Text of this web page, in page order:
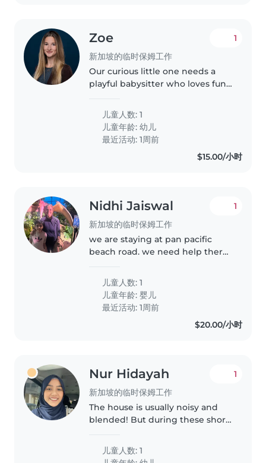
Zoe
新加坡的临时保姆工作
1
Our curious little one needs a
playful babysitter who loves fun,
儿童人数: 1
儿童年龄:幼儿
最近活动: 1周前
$15.00/小时
Nidhi Jaiswal
新加坡的临时保姆工作
1
we are staying at pan pacific
beach road. we need help there
儿童人数: 1
儿童年龄:婴儿
最近活动: 1周前
$20.00/小时
Nur Hidayah
新加坡的临时保姆工作
1
The house is usually noisy and
blended! But during these short
for the prince of the house.
儿童人数: 1